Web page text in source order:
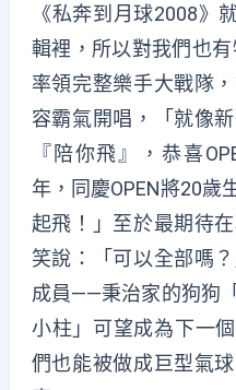
《私奔到月球2008》
輯裡，所以對我們也
率領完整樂手大戰隊
容霸氣開唱，「就像
『陪你飛』，恭喜
年，同慶OPEN將20歲
起飛！」至於最期待
笑說：「可以全部嗎
成員——秉治家的狗狗
小柱」可望成為下一
們也能被做成巨型氣